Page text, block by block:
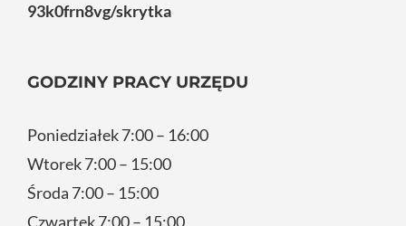
93k0frn8vg/skrytka
GODZINY PRACY URZĘDU
Poniedziałek 7:00 – 16:00
Wtorek 7:00 – 15:00
Środa 7:00 – 15:00
Czwartek 7:00 – 15:00